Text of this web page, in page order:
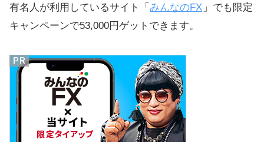
有名人が利用しているサイト「 みんなのFX 」でも限定
キャンペーンで53,000円ゲットできます。